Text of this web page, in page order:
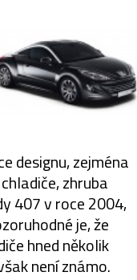
designu, zejména
zhruba
407 v roce 2004,
je, že
hned několik
není známo.